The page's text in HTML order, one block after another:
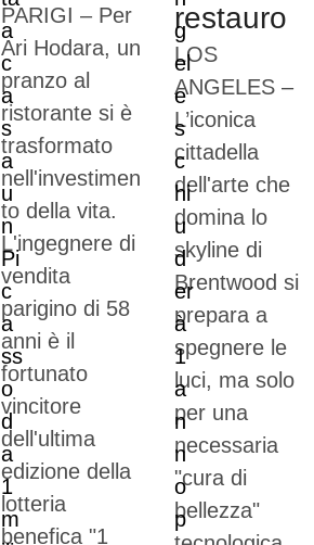
PARIGI – Per
Ari Hodara, un
pranzo al
ristorante si è
trasformato
nell'investimen
to della vita.
L'ingegnere di
vendita
parigino di 58
anni è il
fortunato
vincitore
dell'ultima
edizione della
lotteria
benefica "1
restauro
LOS
ANGELES –
L’iconica
cittadella
dell'arte che
domina lo
skyline di
Brentwood si
prepara a
spegnere le
luci, ma solo
per una
necessaria
"cura di
bellezza"